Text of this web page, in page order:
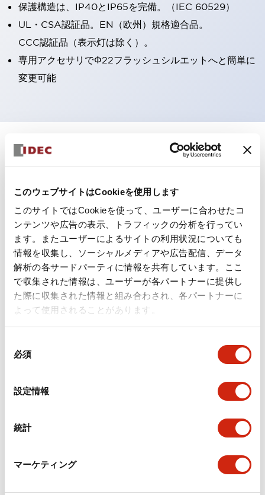
このウェブサイトはCookieを使用します
このサイトではCookieを使って、ユーザーに合わせたコ
ンテンツや広告の表示、トラフィックの分析を行ってい
ます。またユーザーによるサイトの利用状況についても
情報を収集し、ソーシャルメディアや広告配信、データ
解析の各サードパーティに情報を共有しています。ここ
で収集された情報は、ユーザーが各パートナーに提供し
た際に収集された情報と組み合わされ、各パートナーに
よって使用されることがあります。
必須
設定情報
統計
マーケティング
保護構造は、IP40とIP65を完備。（IEC 60529）
UL・CSA認証品。EN（欧州）規格適合品。
CCC認証品（表示灯は除く）。
専用アクセサリでΦ22フラッシュシルエットへと簡単に
変更可能
仕様 すべて展開+
環境仕様
機能仕様
機械的仕様
取付設置仕様
A6シリーズ φ16小形コントロールユニット（日本語）